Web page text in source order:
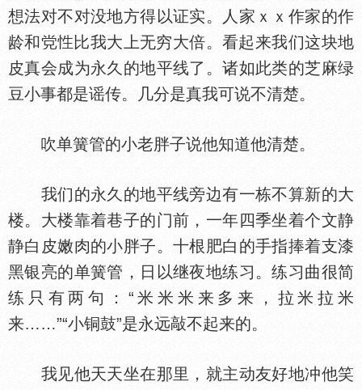
想法对不对没地方得以证实。人家ｘｘ作家的作
龄和
比我大上无穷大倍。看起来我们这块地
皮真会成为永久的地平线了。诸如此类的芝麻绿
豆小事都是谣传。几分是真我可说不清楚。
吹单簧管的小老胖子说他知道他清楚。
我们的永久的地平线旁边有一栋不算新的大
楼。大楼靠着巷子的门前，一年四季坐着个文静
静白皮嫩肉的小胖子。十根肥白的手指捧着支漆
黑银亮的单簧管，日以继夜地练习。练习曲很简
练只有两句：“米米米来多来，拉米拉米
来……”“小铜鼓”是永远敲不起来的。
我见他天天坐在那里，就主动友好地冲他笑